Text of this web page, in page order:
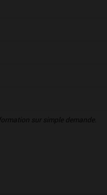
sur simple demande.